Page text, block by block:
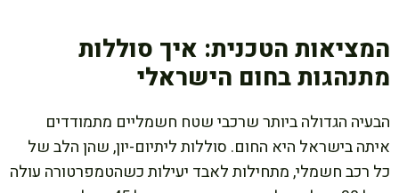
המציאות הטכנית: איך סוללות
מתנהגות בחום הישראלי
הבעיה הגדולה ביותר שרכבי שטח חשמליים מתמודדים
איתה בישראל היא החום. סוללות ליתיום-יון, שהן הלב של
כל רכב חשמלי, מתחילות לאבד יעילות כשהטמפרטורה עולה